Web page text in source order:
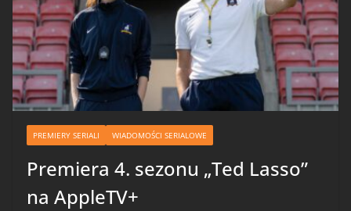
PREMIERY SERIALI WIADOMOŚCI SERIALOWE
Premiera 4. sezonu „Ted Lasso”
na AppleTV+